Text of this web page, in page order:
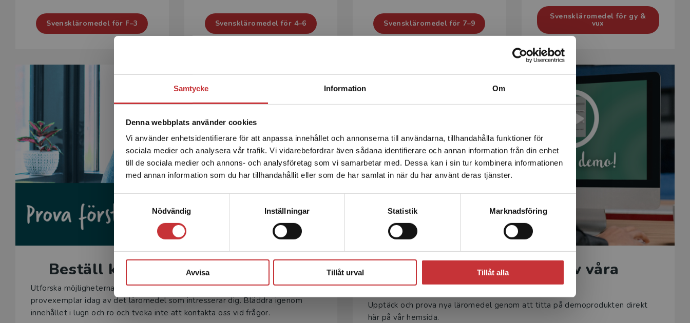
Samtycke Information Om
Denna webbplats använder cookies
Vi använder enhetsidentifierare för att anpassa innehållet och annonserna till användarna, tillhandahålla funktioner för
sociala medier och analysera vår trafik. Vi vidarebefordrar även sådana identifierare och annan information från din enhet
till de sociala medier och annons- och analysföretag som vi samarbetar med. Dessa kan i sin tur kombinera informationen
med annan information som du har tillhandahållit eller som de har samlat in när du har använt deras tjänster.
Nödvändig
Inställningar Statistik Marknadsföring
Avvisa Tillåt urval Tillåt alla
Begränsad fraktregion
Det verkar som att du besöker studentlitteratur.se via en
enhet utanför Sverige. Vi erbjuder inte leveranser utanför
Sverige. För att kunna slutföra ett köp måste
leveransadressen vara i Sverige.Läs mer
Svenskläromedel för F–3 Svenskläromedel för 4–6 Svenskläromedel för 7–9
Svenskläromedel för gy &
vux
Beställ kostnadsfritt provex idag!
Utforska möjligheterna för nästa termin och beställ ett kostnadsfritt
provexemplar idag av det läromedel som intresserar dig. Bläddra igenom
innehållet i lugn och ro och tveka inte att kontakta oss vid frågor.
Är du nyfiken på ett av våra
läromedel?
Upptäck och prova nya läromedel genom att titta på demoprodukten direkt
här på vår hemsida.